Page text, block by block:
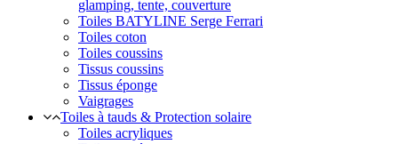
glamping, tente, couverture
Toiles BATYLINE Serge Ferrari
Toiles coton
Toiles coussins
Tissus coussins
Tissus éponge
Vaigrages
Toiles à tauds & Protection solaire
Toiles acryliques